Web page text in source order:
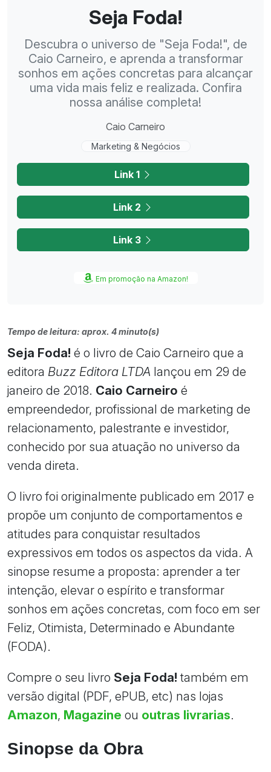
Seja Foda!
Descubra o universo de "Seja Foda!", de
Caio Carneiro, e aprenda a transformar
sonhos em ações concretas para alcançar
uma vida mais feliz e realizada. Confira
nossa análise completa!
Caio Carneiro
Marketing & Negócios
Link 1
Link 2
Link 3
Em promoção na Amazon!
Tempo de leitura: aprox. 4 minuto(s)
Seja Foda! é o livro de Caio Carneiro que a
editora Buzz Editora LTDA lançou em 29 de
janeiro de 2018. Caio Carneiro é
empreendedor, profissional de marketing de
relacionamento, palestrante e investidor,
conhecido por sua atuação no universo da
venda direta.
O livro foi originalmente publicado em 2017 e
propõe um conjunto de comportamentos e
atitudes para conquistar resultados
expressivos em todos os aspectos da vida. A
sinopse resume a proposta: aprender a ter
intenção, elevar o espírito e transformar
sonhos em ações concretas, com foco em ser
Feliz, Otimista, Determinado e Abundante
(FODA).
Compre o seu livro Seja Foda! também em
versão digital (PDF, ePUB, etc) nas lojas
Amazon, Magazine ou outras livrarias.
Sinopse da Obra